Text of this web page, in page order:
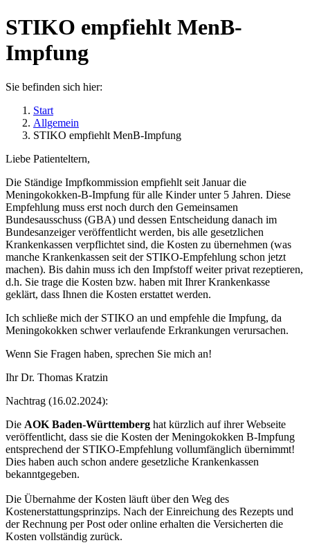
STIKO empfiehlt MenB-
Impfung
Sie befinden sich hier:
Start
Allgemein
STIKO empfiehlt MenB-Impfung
Liebe Patienteltern,
Die Ständige Impfkommission empfiehlt seit Januar die
Meningokokken-B-Impfung für alle Kinder unter 5 Jahren. Diese
Empfehlung muss erst noch durch den Gemeinsamen
Bundesausschuss (GBA) und dessen Entscheidung danach im
Bundesanzeiger veröffentlicht werden, bis alle gesetzlichen
Krankenkassen verpflichtet sind, die Kosten zu übernehmen (was
manche Krankenkassen seit der STIKO-Empfehlung schon jetzt
machen). Bis dahin muss ich den Impfstoff weiter privat rezeptieren,
d.h. Sie trage die Kosten bzw. haben mit Ihrer Krankenkasse
geklärt, dass Ihnen die Kosten erstattet werden.
Ich schließe mich der STIKO an und empfehle die Impfung, da
Meningokokken schwer verlaufende Erkrankungen verursachen.
Wenn Sie Fragen haben, sprechen Sie mich an!
Ihr Dr. Thomas Kratzin
Nachtrag (16.02.2024):
Die AOK Baden-Württemberg hat kürzlich auf ihrer Webseite
veröffentlicht, dass sie die Kosten der Meningokokken B-Impfung
entsprechend der STIKO-Empfehlung vollumfänglich übernimmt!
Dies haben auch schon andere gesetzliche Krankenkassen
bekanntgegeben.
Die Übernahme der Kosten läuft über den Weg des
Kostenerstattungsprinzips. Nach der Einreichung des Rezepts und
der Rechnung per Post oder online erhalten die Versicherten die
Kosten vollständig zurück.